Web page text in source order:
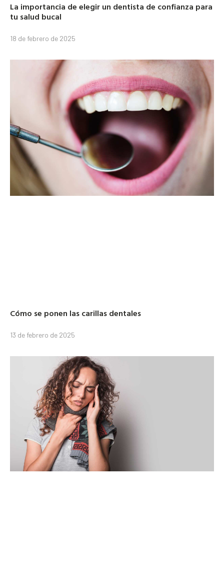
La importancia de elegir un dentista de confianza para
tu salud bucal
18 de febrero de 2025
Cómo se ponen las carillas dentales
13 de febrero de 2025